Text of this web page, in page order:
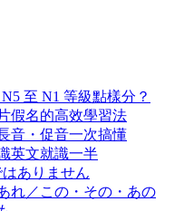
至 N1 等級點樣分？
假名的高效學習法
音・促音一次搞懂
英文就識一半
ありません
れ／この・その・あの